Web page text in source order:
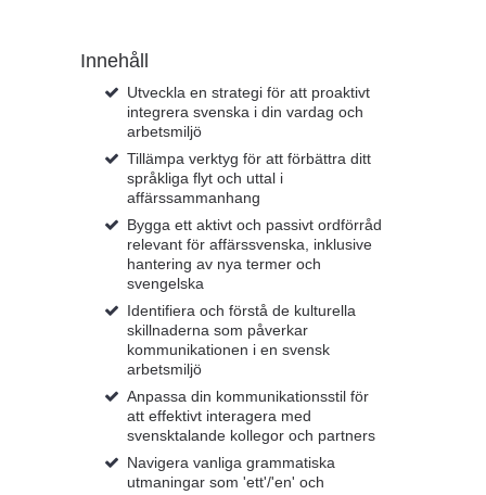
Innehåll
Utveckla en strategi för att proaktivt
integrera svenska i din vardag och
arbetsmiljö
Tillämpa verktyg för att förbättra ditt
språkliga flyt och uttal i
affärssammanhang
Bygga ett aktivt och passivt ordförråd
relevant för affärssvenska, inklusive
hantering av nya termer och
svengelska
Identifiera och förstå de kulturella
skillnaderna som påverkar
kommunikationen i en svensk
arbetsmiljö
Anpassa din kommunikationsstil för
att effektivt interagera med
svensktalande kollegor och partners
Navigera vanliga grammatiska
utmaningar som 'ett'/'en' och